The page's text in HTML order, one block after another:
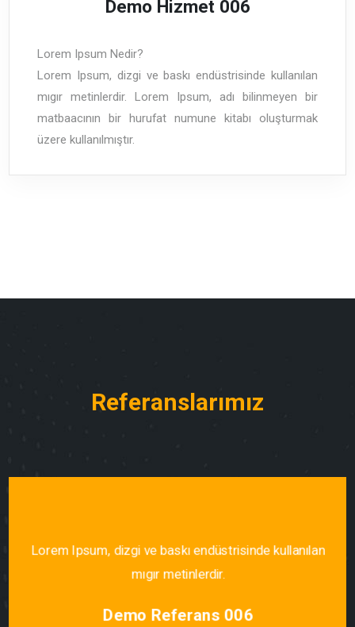
Demo Hizmet 006
Lorem Ipsum Nedir?
Lorem Ipsum, dizgi ve baskı endüstrisinde kullanılan
mıgır metinlerdir. Lorem Ipsum, adı bilinmeyen bir
matbaacının bir hurufat numune kitabı oluşturmak
üzere kullanılmıştır.
Referanslarımız
Lorem Ipsum, dizgi ve baskı endüstrisinde kullanılan
mıgır metinlerdir.
Demo Referans 006